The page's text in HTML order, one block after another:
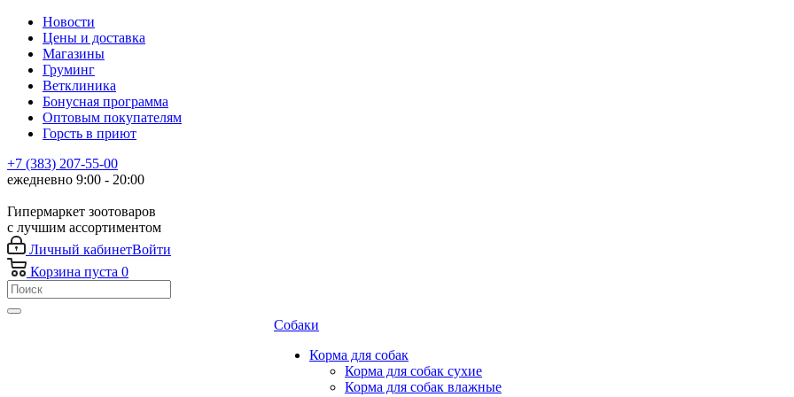
Новости
Цены и доставка
Магазины
Груминг
Ветклиника
Бонусная программа
Оптовым покупателям
Горсть в приют
+7 (383) 207-55-00
ежедневно 9:00 - 20:00
Гипермаркет зоотоваров
с лучшим ассортиментом
Личный кабинетВойти
Корзина пуста 0
Собаки
Корма для собак
Корма для собак сухие
Корма для собак влажные